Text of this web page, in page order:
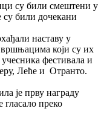
су били смештени у
су били дочекани
наставу у
вршњацима који су их
фестивала и
Леће и Отранто.
је прву награду
гласало преко